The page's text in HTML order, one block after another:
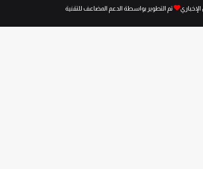
تم التطوير بواسطة الدعم المضاعف للتقنية